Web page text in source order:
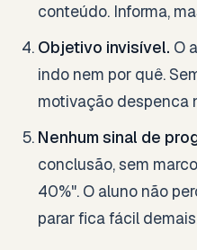
conteúdo. Informa,
Objetivo invisível. O
indo nem por quê.
motivação despenca
Nenhum sinal de
conclusão, sem
40%". O aluno não
parar fica fácil